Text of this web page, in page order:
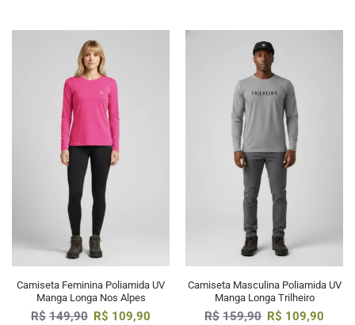
Camiseta Feminina Poliamida UV
Manga Longa Nos Alpes
R$ 149,90 R$ 109,90
Camiseta Masculina Poliamida UV
Manga Longa Trilheiro
R$ 159,90 R$ 109,90